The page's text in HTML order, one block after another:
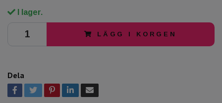
I lager.
LÄGG I KORGEN
Dela